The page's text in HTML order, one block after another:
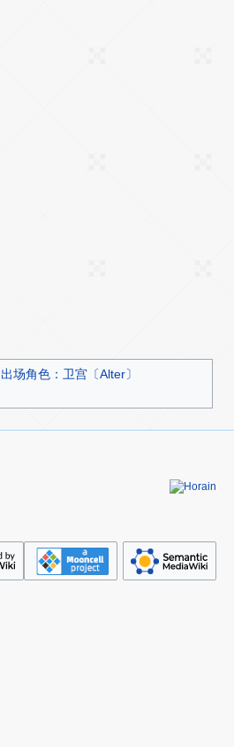
出场角色：卫宫〔Alter〕